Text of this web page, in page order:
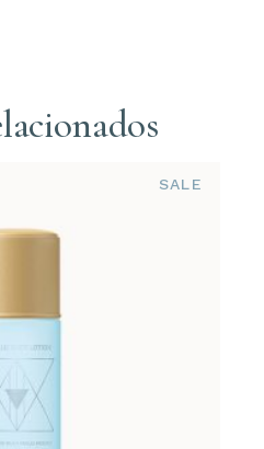
SALE